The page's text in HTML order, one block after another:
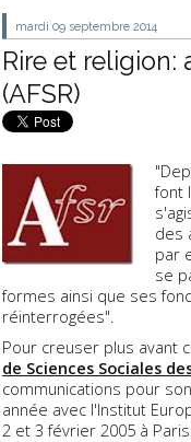
mardi 09 septembre 2014
Rire et
(AFSR)
font
des
par
se
formes ainsi que ses
réinterrogées".
Pour creuser plus avant
de Sciences Sociales
communications pour
année avec l'Institut
2 et 3 février 2005 à Paris.